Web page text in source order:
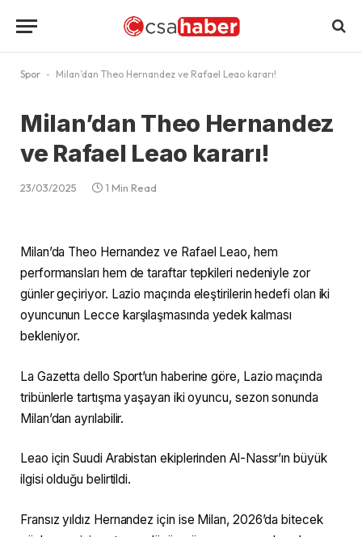
Spor - Milan’dan Theo Hernandez ve Rafael Leao kararı!
Milan’dan Theo Hernandez
ve Rafael Leao kararı!
23/03/2025 1 Min Read
Milan’da Theo Hernandez ve Rafael Leao, hem
performansları hem de taraftar tepkileri nedeniyle zor
günler geçiriyor. Lazio maçında eleştirilerin hedefi olan iki
oyuncunun Lecce karşılaşmasında yedek kalması
bekleniyor.
La Gazetta dello Sport’un haberine göre, Lazio maçında
tribünlerle tartışma yaşayan iki oyuncu, sezon sonunda
Milan’dan ayrılabilir.
Leao için Suudi Arabistan ekiplerinden Al-Nassr’ın büyük
ilgisi olduğu belirtildi.
Fransız yıldız Hernandez için ise Milan, 2026’da bitecek